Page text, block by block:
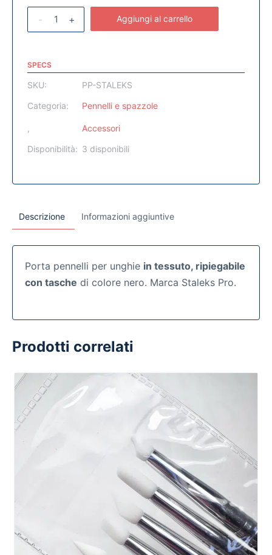
- + Aggiungi al carrello
SPECS
SKU:
PP-STALEKS
Categoria:
Pennelli e spazzole
,
Accessori
Disponibilità: 3 disponibili
Descrizione Informazioni aggiuntive
Porta pennelli per unghie in tessuto, ripiegabile
con tasche di colore nero. Marca Staleks Pro.
Prodotti correlati